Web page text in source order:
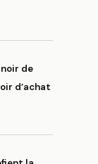
de
d’achat